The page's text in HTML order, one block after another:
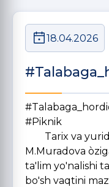
18.04.2026
#Piknik
Tarix va
M.Muradova
ta'lim yo'nalishi
bo'sh vaqtini